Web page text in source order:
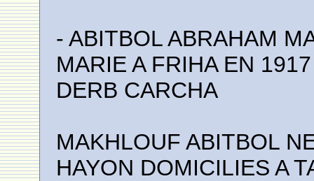
- ABITBOL ABRAHAM
MARIE A FRIHA EN
DERB CARCHA
MAKHLOUF ABITBOL
HAYON DOMICILIES A